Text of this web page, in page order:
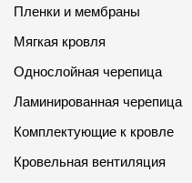
Пленки и мембраны
Мягкая кровля
Однослойная черепица
Ламинированная черепица
Комплектующие к кровле
Кровельная вентиляция